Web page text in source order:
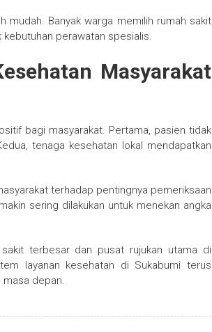
Banyak warga memilih rumah sakit
perawatan spesialis.
Masyarakat
bagi masyarakat. Pertama, pasien tidak
tenaga kesehatan lokal mendapatkan
terhadap pentingnya pemeriksaan
sering dilakukan untuk menekan angka
terbesar dan pusat rujukan utama di
layanan kesehatan di Sukabumi terus
masa depan.